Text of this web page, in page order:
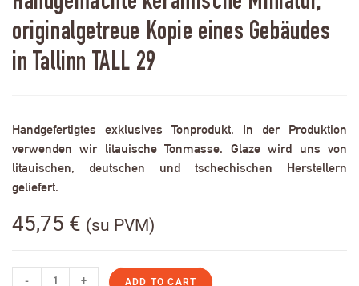
originalgetreue Kopie eines Gebäudes
in Tallinn TALL 29
Handgefertigtes exklusives Tonprodukt. In der Produktion
verwenden wir litauische Tonmasse. Glaze wird uns von
litauischen, deutschen und tschechischen Herstellern
geliefert.
45,75 € (su PVM)
- + ADD TO CART